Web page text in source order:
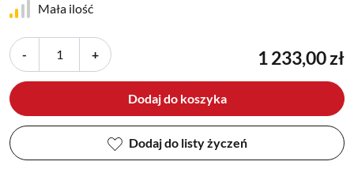
Mała ilość
- + 1 233,00 zł
Dodaj do koszyka
Dodaj do listy życzeń